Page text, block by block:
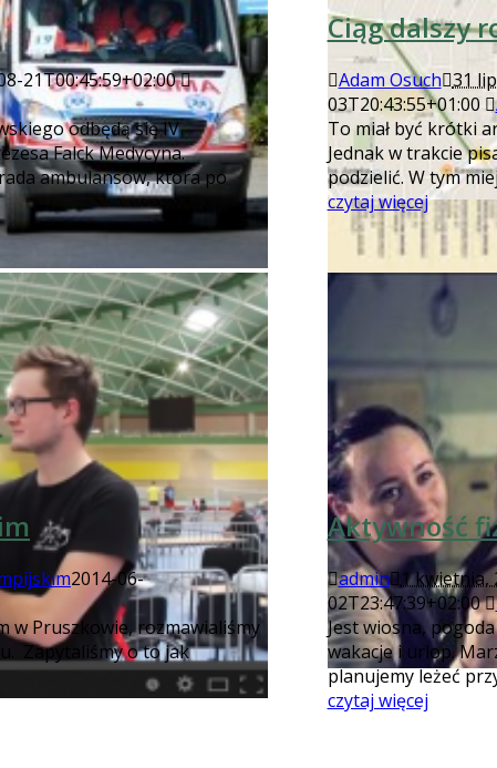
21T00:45:59+02:00
odbędą się IV
Falck Medycyna.
ambulansów, która po
Ciąg dalszy
Adam Osuch 31
03T20:43:55+01:00
To miał być krótki
Jednak w trakcie
podzielić. W tym
czytaj więcej
2014-06-
w Pruszkowie, rozmawialiśmy
Zapytaliśmy o to jak
Aktywność
admin 1 kwietnia,
02T23:47:39+02:00
Jest wiosna,
wakacje i urlop.
planujemy leżeć
czytaj więcej